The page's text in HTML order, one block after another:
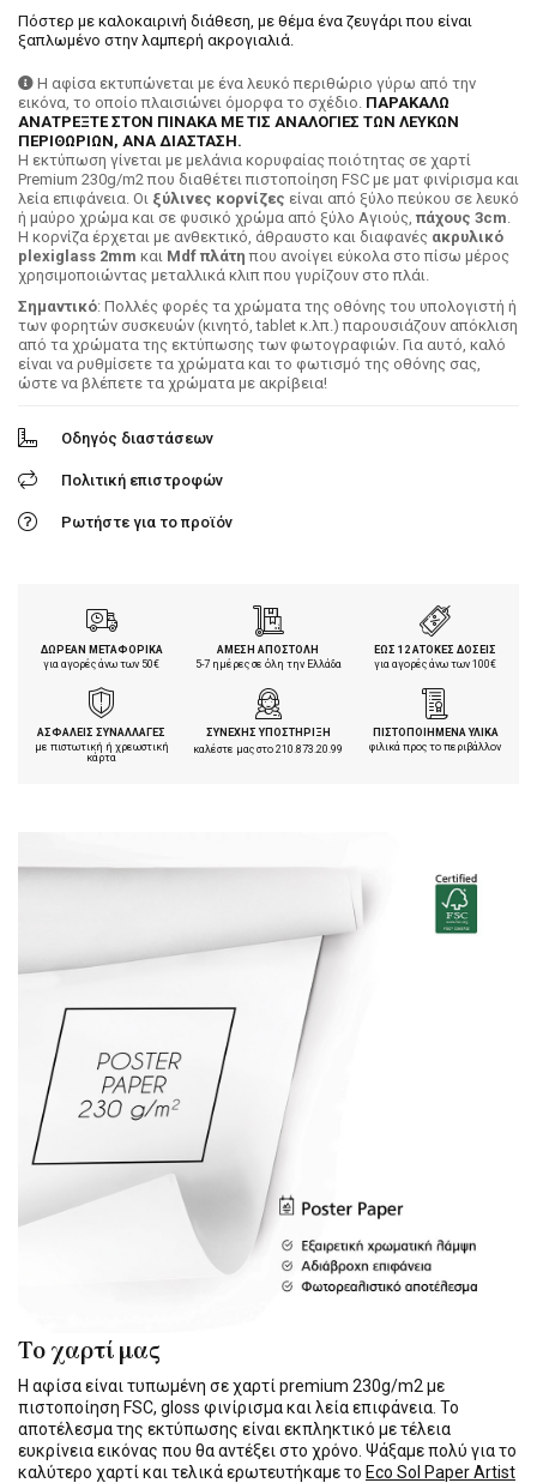
Πόστερ με καλοκαιρινή διάθεση, με θέμα ένα ζευγάρι που είναι
ξαπλωμένο στην λαμπερή ακρογιαλιά.
Η αφίσα εκτυπώνεται με ένα λευκό περιθώριο γύρω από την
εικόνα, το οποίο πλαισιώνει όμορφα το σχέδιο. ΠΑΡΑΚΑΛΩ
ΑΝΑΤΡΕΞΤΕ ΣΤΟΝ ΠΙΝΑΚΑ ΜΕ ΤΙΣ ΑΝΑΛΟΓΙΕΣ ΤΩΝ ΛΕΥΚΩΝ
ΠΕΡΙΘΩΡΙΩΝ, ΑΝΑ ΔΙΑΣΤΑΣΗ.
H εκτύπωση γίνεται με μελάνια κορυφαίας ποιότητας σε χαρτί
Premium 230g/m2 που διαθέτει πιστοποίηση FSC με ματ φινίρισμα και
λεία επιφάνεια. Οι ξύλινες κορνίζες είναι από ξύλο πεύκου σε λευκό
ή μαύρο χρώμα και σε φυσικό χρώμα από ξύλο Αγιούς, πάχους 3cm.
Η κορνίζα έρχεται με ανθεκτικό, άθραυστο και διαφανές ακρυλικό
plexiglass 2mm και Mdf πλάτη που ανοίγει εύκολα στο πίσω μέρος
χρησιμοποιώντας μεταλλικά κλιπ που γυρίζουν στο πλάι.
Σημαντικό: Πολλές φορές τα χρώματα της οθόνης του υπολογιστή ή
των φορητών συσκευών (κινητό, tablet κ.λπ.) παρουσιάζουν απόκλιση
από τα χρώματα της εκτύπωσης των φωτογραφιών. Για αυτό, καλό
είναι να ρυθμίσετε τα χρώματα και το φωτισμό της οθόνης σας,
ώστε να βλέπετε τα χρώματα με ακρίβεια!
Οδηγός διαστάσεων
Πολιτική επιστροφών
Ρωτήστε για το προϊόν
ΔΩΡΕΑΝ ΜΕΤΑΦΟΡΙΚΑ
για αγορές άνω των 50€
ΑΜΕΣΗ ΑΠΟΣΤΟΛΗ
5-7 ημέρες σε όλη την Ελλάδα
ΕΩΣ 12 ΑΤΟΚΕΣ ΔΟΣΕΙΣ
για αγορές άνω των 100€
ΑΣΦΑΛΕΙΣ ΣΥΝΑΛΛΑΓΕΣ
με πιστωτική ή χρεωστική
κάρτα
ΣΥΝΕΧΗΣ ΥΠΟΣΤΗΡΙΞΗ
καλέστε μας στο210.873.20.99
ΠΙΣΤΟΠΟΙΗΜΕΝΑ ΥΛΙΚΑ
φιλικά προς το περιβάλλον
Το χαρτί μας
Η αφίσα είναι τυπωμένη σε χαρτί premium 230g/m2 με
πιστοποίηση FSC, gloss φινίρισμα και λεία επιφάνεια. Το
αποτέλεσμα της εκτύπωσης είναι εκπληκτικό με τέλεια
ευκρίνεια εικόνας που θα αντέξει στο χρόνο. Ψάξαμε πολύ για το
καλύτερο χαρτί και τελικά ερωτευτήκαμε το Eco Sol Paper Artist